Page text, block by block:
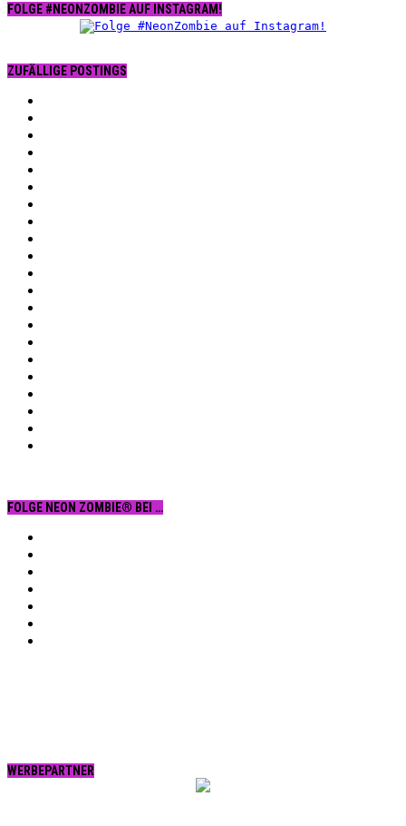
FOLGE #NEONZOMBIE AUF INSTAGRAM!
ZUFÄLLIGE POSTINGS
FOLGE NEON ZOMBIE® BEI …
WERBEPARTNER